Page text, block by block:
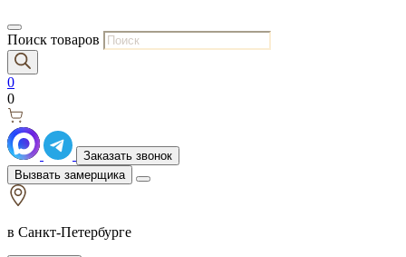
Поиск товаров
0
0
Заказать звонок
Вызвать замерщика
в Санкт-Петербурге